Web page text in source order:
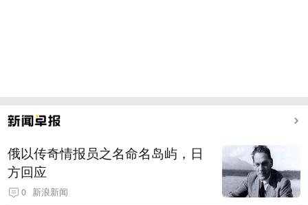
俄以传奇情报员之名命名岛屿，日
方回应
0 新浪新闻